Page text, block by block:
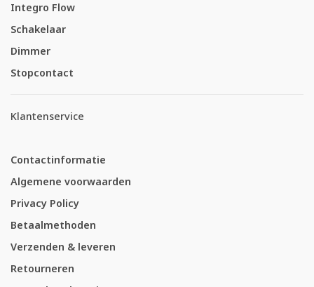
Integro Flow
Schakelaar
Dimmer
Stopcontact
Klantenservice
Contactinformatie
Algemene voorwaarden
Privacy Policy
Betaalmethoden
Verzenden & leveren
Retourneren